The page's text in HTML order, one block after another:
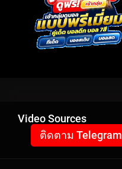
Video Sources
ติดตาม Telegram